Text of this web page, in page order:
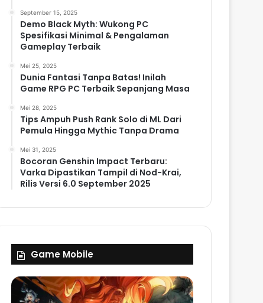
September 15, 2025
Demo Black Myth: Wukong PC
Spesifikasi Minimal & Pengalaman
Gameplay Terbaik
Mei 25, 2025
Dunia Fantasi Tanpa Batas! Inilah
Game RPG PC Terbaik Sepanjang Masa
Mei 28, 2025
Tips Ampuh Push Rank Solo di ML Dari
Pemula Hingga Mythic Tanpa Drama
Mei 31, 2025
Bocoran Genshin Impact Terbaru:
Varka Dipastikan Tampil di Nod-Krai,
Rilis Versi 6.0 September 2025
Game Mobile